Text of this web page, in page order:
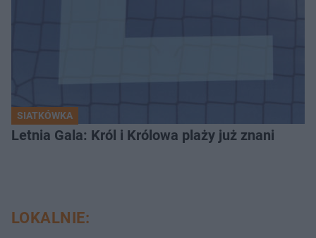
SIATKÓWKA
Letnia Gala: Król i Królowa plaży już znani
LOKALNIE: